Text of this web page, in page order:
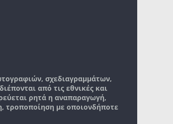
σχεδιαγραμμάτων,
από τις εθνικές και
ρητά η αναπαραγωγή,
τροποποίηση με οποιονδήποτε